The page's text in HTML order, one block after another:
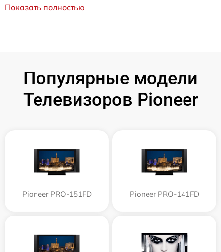
Показать полностью
Популярные модели
Телевизоров Pioneer
Pioneer PRO-151FD Pioneer PRO-141FD